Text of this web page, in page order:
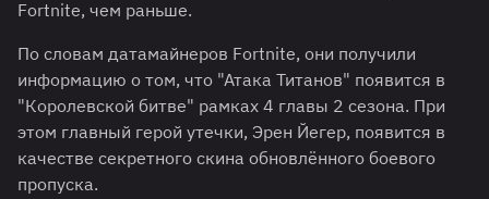
Fortnite, чем раньше.
По словам датамайнеров Fortnite, они получили
информацию о том, что "Атака Титанов" появится в
"Королевской битве" рамках 4 главы 2 сезона. При
этом главный герой утечки, Эрен Йегер, появится в
качестве секретного скина обновлённого боевого
пропуска.